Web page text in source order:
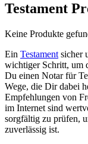
Testament
Keine Produkte
Ein Testament sicher
wichtiger Schritt, um
Du einen Notar für
Wege, die Dir dabei
Empfehlungen von
im Internet sind
sorgfältig zu prüfen,
zuverlässig ist.